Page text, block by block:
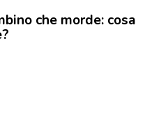
che morde: cosa